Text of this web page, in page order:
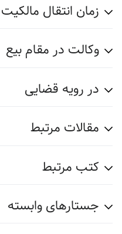
زمان انتقال
وکالت در مقام بیع
در رویه قضایی
مقالات مرتبط
کتب مرتبط
جستارهای وابسته